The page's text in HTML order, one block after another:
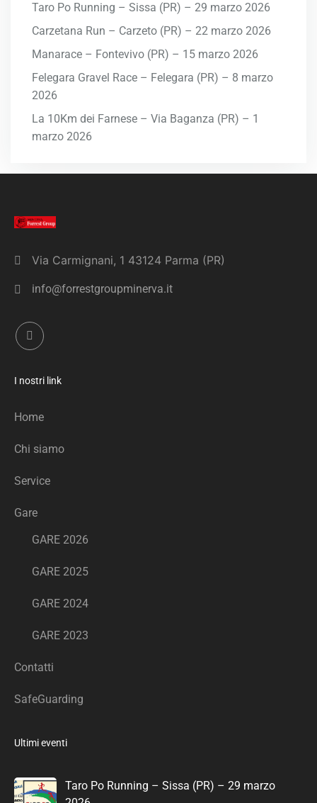
Taro Po Running – Sissa (PR) – 29 marzo 2026
Carzetana Run – Carzeto (PR) – 22 marzo 2026
Manarace – Fontevivo (PR) – 15 marzo 2026
Felegara Gravel Race – Felegara (PR) – 8 marzo
2026
La 10Km dei Farnese – Via Baganza (PR) – 1
marzo 2026
Via Carmignani, 1 43124 Parma (PR)
info@forrestgroupminerva.it
I nostri link
Home
Chi siamo
Service
Gare
GARE 2026
GARE 2025
GARE 2024
GARE 2023
Contatti
SafeGuarding
Ultimi eventi
Taro Po Running – Sissa (PR) – 29 marzo